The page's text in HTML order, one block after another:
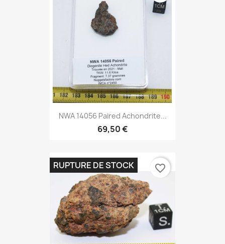
NWA 14056 Paired Achondrite...
69,50 €
RUPTURE DE STOCK favorite_border